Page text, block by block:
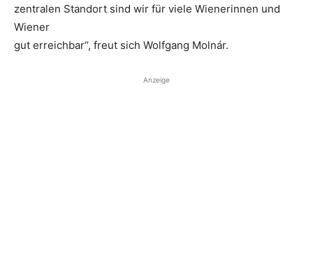
zentralen Standort sind wir für viele Wienerinnen und
Wiener
gut erreichbar“, freut sich Wolfgang Molnár.
Anzeige